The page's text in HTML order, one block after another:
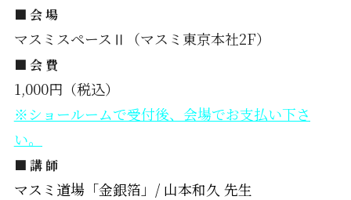
■ 会 場
マスミスペースⅡ（マスミ東京本社2F）
■ 会 費
1,000円（税込）
※ショールームで受付後、会場でお支払い下さ
い。
■ 講 師
マスミ道場「金銀箔」/ 山本和久 先生